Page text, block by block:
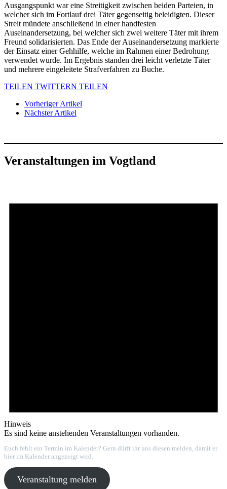
Ausgangspunkt war eine Streitigkeit zwischen beiden Parteien, in
welcher sich im Fortlauf drei Täter gegenseitig beleidigten. Dieser
Streit mündete anschließend in einer handfesten
Auseinandersetzung, bei welcher sich zwei weitere Täter mit ihrem
Freund solidarisierten. Das Ende der Auseinandersetzung markierte
der Einsatz einer Gehhilfe, welche im Rahmen einer Bedrohung
verwendet wurde. Im Ergebnis standen drei leicht verletzte Täter
und mehrere eingeleitete Strafverfahren zu Buche.
TEILEN TWITTERN TEILEN
Vorheriger Artikel
Nächster Artikel
Veranstaltungen im Vogtland
Hinweis
Es sind keine anstehenden Veranstaltungen vorhanden.
Euch fehlt ein Termin im Kalender? Gern dürft ihr uns diesen melden, damit er
hier im Kalender angezeigt wird.
Veranstaltung melden